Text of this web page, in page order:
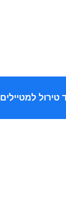
למטיילים